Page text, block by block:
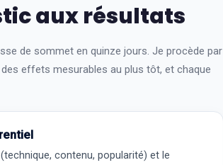
aux résultats
de sommet en quinze jours. Je procède par
effets mesurables au plus tôt, et chaque
contenu, popularité) et le